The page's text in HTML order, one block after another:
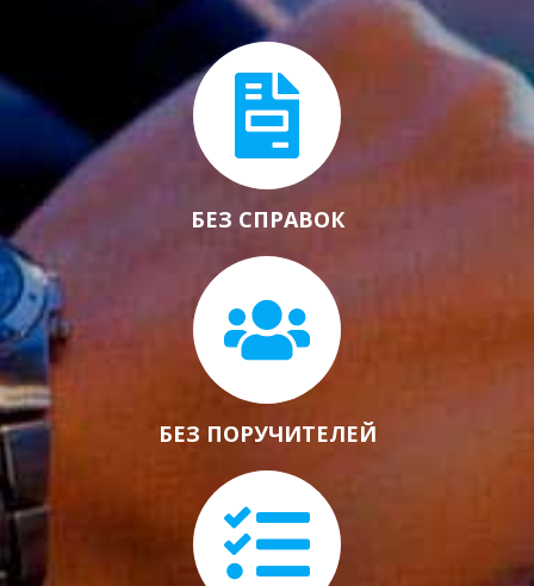
БЕЗ СПРАВОК
БЕЗ ПОРУЧИТЕЛЕЙ